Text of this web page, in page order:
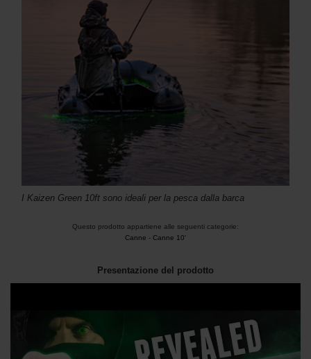
I Kaizen Green 10ft sono ideali per la pesca dalla barca
Questo prodotto appartiene alle seguenti categorie:
Canne - Canne 10'
Presentazione del prodotto